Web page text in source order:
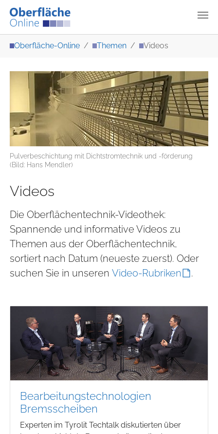
Oberfläche-Online Themen Videos
Pulverbeschichtung mit Dichtstromtechnik und -förderung
(Bild: Hans Mendler)
Videos
Die Oberflächentechnik-Videothek:
Spannende und informative Videos zu
Themen aus der Oberflächentechnik,
sortiert nach Datum (neueste zuerst). Oder
suchen Sie in unseren Video-Rubriken .
Bearbeitungstechnologien
Bremsscheiben
Experten im Tyrolit Techtalk diskutierten über